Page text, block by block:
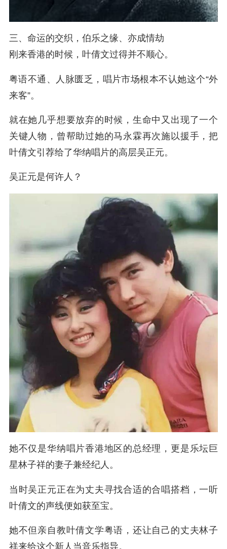
三、命运的交织，伯乐之缘、亦成情劫
刚来香港的时候，叶倩文过得并不顺心。
粤语不通、人脉匮乏，唱片市场根本不认她这个“外
来客”。
就在她几乎想要放弃的时候，生命中又出现了一个
关键人物，曾帮助过她的马永霖再次施以援手，把
叶倩文引荐给了华纳唱片的高层吴正元。
吴正元是何许人？
她不仅是华纳唱片香港地区的总经理，更是乐坛巨
星林子祥的妻子兼经纪人。
当时吴正元正在为丈夫寻找合适的合唱搭档，一听
叶倩文的声线便如获至宝。
她不但亲自教叶倩文学粤语，还让自己的丈夫林子
祥来给这个新人当音乐指导。